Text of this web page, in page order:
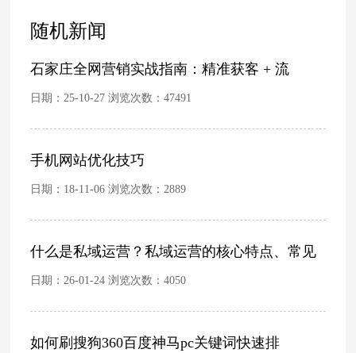
随机新闻
石家庄全网营销实战指南：精准获客 + 流
日期：25-10-27 浏览次数：47491
手机网站优化技巧
日期：18-11-06 浏览次数： 2889
什么是私域运营？私域运营的核心特点、常见
日期：26-01-24 浏览次数：4050
如何刷搜狗360百度神马pc关键词快速排